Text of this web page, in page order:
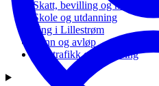
Skatt, bevilling og næring
Skole og utdanning
Ung i Lillestrøm
Vann og avløp
Vei, trafikk og parkering